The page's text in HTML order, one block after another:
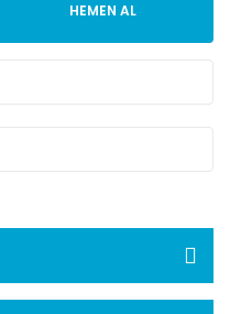
HEMEN AL